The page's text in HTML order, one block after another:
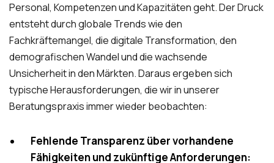
Personal, Kompetenzen und Kapazitäten geht. Der Druck
entsteht durch globale Trends wie den
Fachkräftemangel, die digitale Transformation, den
demografischen Wandel und die wachsende
Unsicherheit in den Märkten. Daraus ergeben sich
typische Herausforderungen, die wir in unserer
Beratungspraxis immer wieder beobachten:
Fehlende Transparenz über vorhandene
Fähigkeiten und zukünftige Anforderungen: